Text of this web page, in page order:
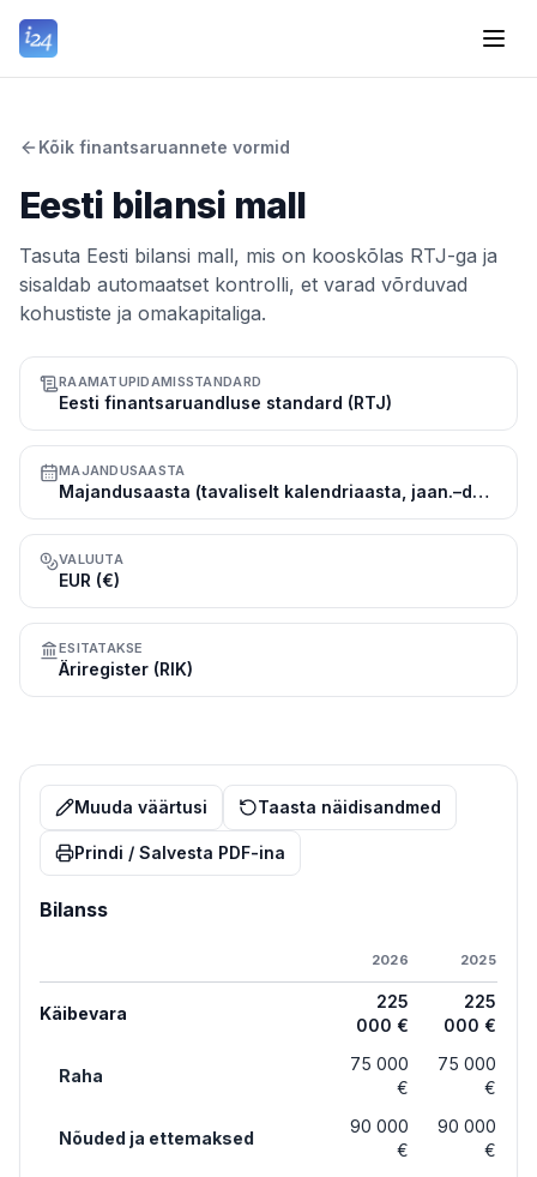
Kõik finantsaruannete vormid
Eesti bilansi mall
Tasuta Eesti bilansi mall, mis on kooskõlas RTJ-ga ja
sisaldab automaatset kontrolli, et varad võrduvad
kohustiste ja omakapitaliga.
RAAMATUPIDAMISSTANDARD
Eesti finantsaruandluse standard (RTJ)
MAJANDUSAASTA
Majandusaasta (tavaliselt kalendriaasta, jaan.–dets.)
VALUUTA
EUR (€)
ESITATAKSE
Äriregister (RIK)
Muuda väärtusi Taasta näidisandmed
Prindi / Salvesta PDF-ina
Bilanss
2026 2025
Käibevara
225
000 €
225
000 €
Raha
75 000
€
75 000
€
Nõuded ja ettemaksed
90 000
€
90 000
€